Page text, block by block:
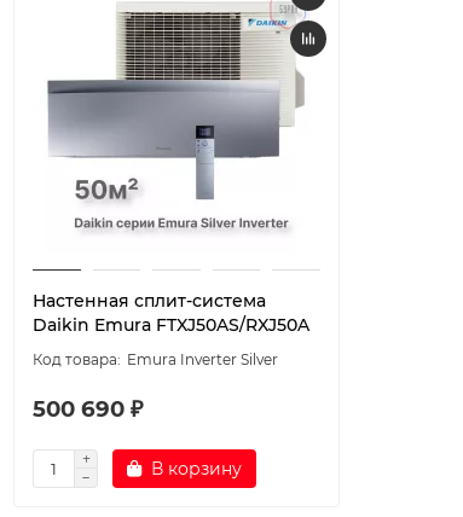
Настенная сплит-система
Daikin Emura FTXJ50AS/RXJ50A
Emura Inverter Silver
500 690 ₽
В корзину